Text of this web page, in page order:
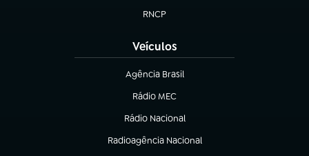
RNCP
(abre em nova aba)
Veículos
Agência Brasil
(abre em nova aba)
Rádio MEC
(abre em nova aba)
Rádio Nacional
Radioagência Nacional
(abre em nova aba)